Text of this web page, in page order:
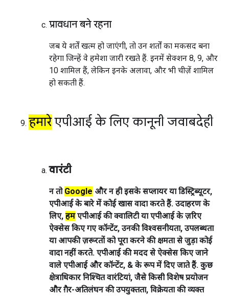
प्रावधान बने रहना
जब ये शर्तें खत्म हो जाएंगी, तो उन शर्तों का मकसद बना
रहेगा जिन्हें वे हमेशा जारी रखते हैं. इनमें सेक्शन 8, 9, और
10 शामिल हैं, लेकिन इनके अलावा, और भी चीज़ें शामिल
हो सकती हैं.
हमारेएपीआई के लिए कानूनी जवाबदेही
वारंटी
न तो Google और न ही इसके सप्लायर या डिस्ट्रिब्यूटर,
एपीआई के बारे में कोई खास वादा करते हैं. उदाहरण के
लिए, हमएपीआई की क्वालिटी या एपीआई के ज़रिए
ऐक्सेस किए गए कॉन्टेंट, उनकी विश्वसनीयता, उपलब्धता
या आपकी ज़रूरतों को पूरा करने की क्षमता से जुड़ा कोई
वादा नहीं करते. एपीआई की मदद से ऐक्सेस किए जाने
वाले एपीआई और कॉन्टेंट, & के रूप में दिए जाते हैं. कुछ
क्षेत्राधिकार निश्चित वारंटियां, जैसे किसी विशेष प्रयोजन
और ग़ैर-अतिलंघन की उपयुक्तता, विक्रेयता की व्यक्त